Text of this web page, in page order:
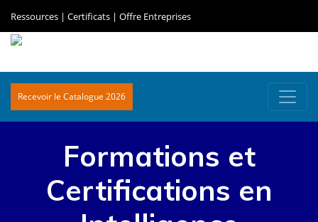
Ressources | Certificats | Offre Entreprises
Recevoir le Catalogue 2026
Formations et
Certifications en